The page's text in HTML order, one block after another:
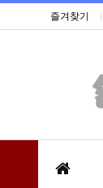
즐겨찾기